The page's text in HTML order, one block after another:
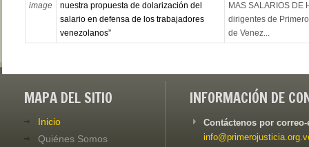
image
nuestra propuesta de dolarización del
salario en defensa de los trabajadores
venezolanos”
MAS SALARIOS DE
dirigentes de
de Venez...
MAPA DEL SITIO
Inicio
Quiénes Somos
INFORMACIÓN DE
Contáctenos por